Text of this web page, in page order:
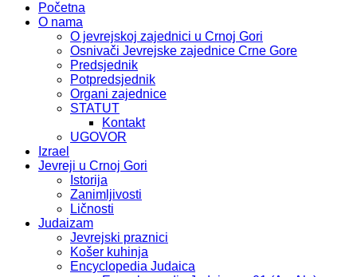
Početna
O nama
O jevrejskoj zajednici u Crnoj Gori
Osnivači Jevrejske zajednice Crne Gore
Predsjednik
Potpredsjednik
Organi zajednice
STATUT
Kontakt
UGOVOR
Izrael
Jevreji u Crnoj Gori
Istorija
Zanimljivosti
Ličnosti
Judaizam
Jevrejski praznici
Košer kuhinja
Encyclopedia Judaica